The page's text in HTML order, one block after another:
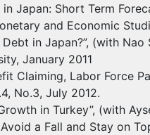
Japan: Short Term
and Economic
in Japan?”, (with
January 2011
Claiming, Labor Force
No.3, July 2012.
in Turkey”, (with
a Fall and Stay on